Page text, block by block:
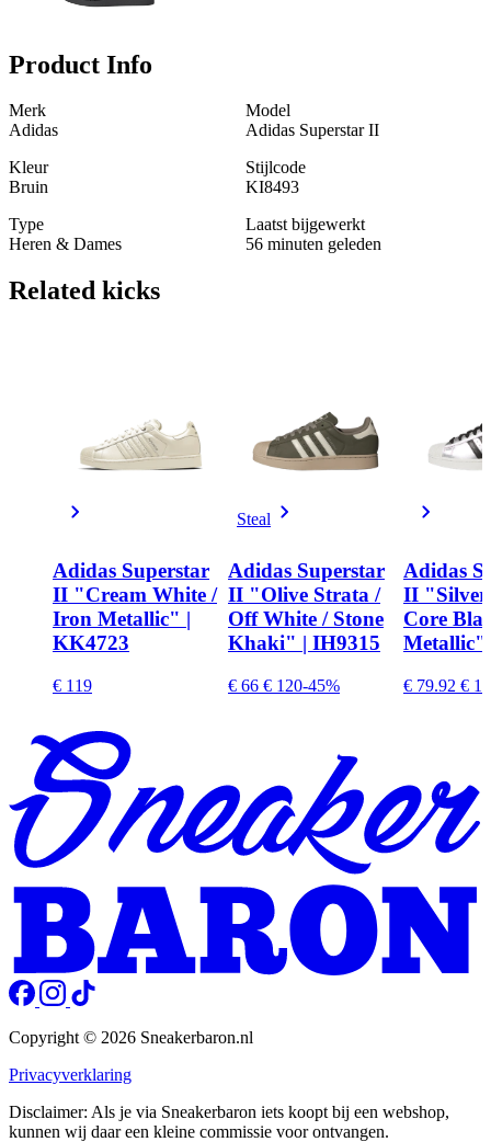
Product Info
Merk
Adidas
Model
Adidas Superstar II
Kleur
Bruin
Stijlcode
KI8493
Type
Heren & Dames
Laatst bijgewerkt
56 minuten geleden
Related kicks
Adidas Superstar
II "Cream White /
Iron Metallic" |
KK4723
€ 119
Steal
Adidas Superstar
II "Olive Strata /
Off White / Stone
Khaki" | IH9315
€ 66 € 120-45%
Adidas
II "Silver
Core
Metallic"
€ 79.92 €
Copyright © 2026 Sneakerbaron.nl
Privacyverklaring
Disclaimer: Als je via Sneakerbaron iets koopt bij een webshop,
kunnen wij daar een kleine commissie voor ontvangen.